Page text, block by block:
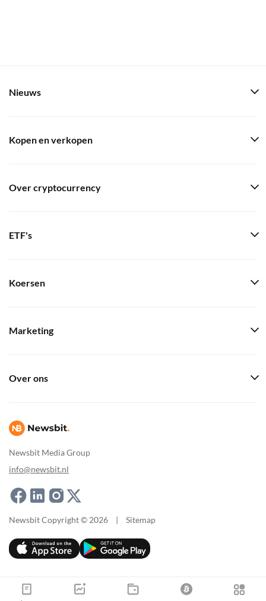
Newsbit Media Group
info@newsbit.nl
Nieuws
Kopen en verkopen
Over cryptocurrency
ETF's
Koersen
Marketing
Over ons
Newsbit Copyright © 2026 | Sitemap